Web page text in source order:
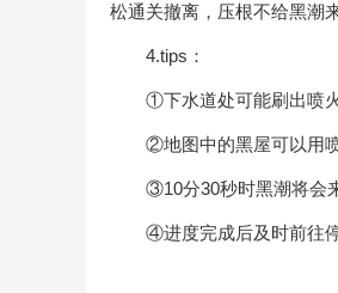
松通关撤离，压根不给黑潮
4.tips：
①下水道处可能刷出喷火
②地图中的黑屋可以用喷
③10分30秒时黑潮将会来
④进度完成后及时前往停